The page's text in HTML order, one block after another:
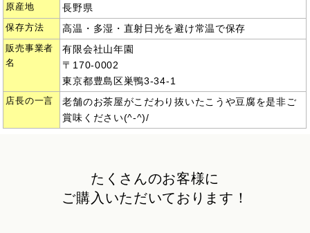
原産地 長野県
保存方法 高温・多湿・直射日光を避け常温で保存
販売事業者
名
有限会社山年園
〒170-0002
東京都豊島区巣鴨3-34-1
店長の一言
老舗のお茶屋がこだわり抜いたこうや豆腐を是非ご
賞味ください(^-^)/
たくさんのお客様に
ご購入いただいております！